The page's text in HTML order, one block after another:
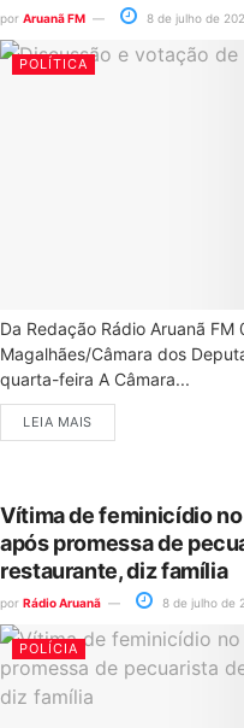
por Aruanã FM 8 de julho de
POLÍTICA
Da Redação Rádio Aruanã
Magalhães/Câmara dos
quarta-feira A Câmara...
LEIA MAIS
Vítima de feminicídio
após promessa de
restaurante, diz família
por Rádio Aruanã 8 de julho de
POLÍCIA